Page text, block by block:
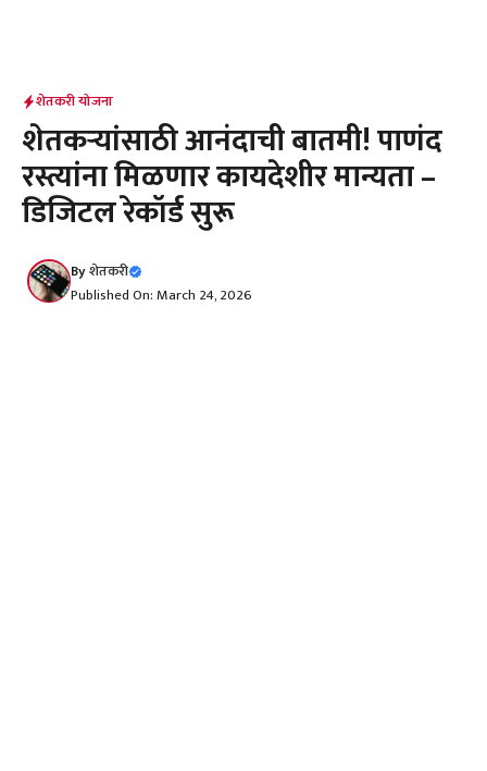
शेतकरी योजना
शेतकऱ्यांसाठी आनंदाची बातमी! पाणंद
रस्त्यांना मिळणार कायदेशीर मान्यता –
डिजिटल रेकॉर्ड सुरू
Byशेतकरी
Published On: March 24, 2026